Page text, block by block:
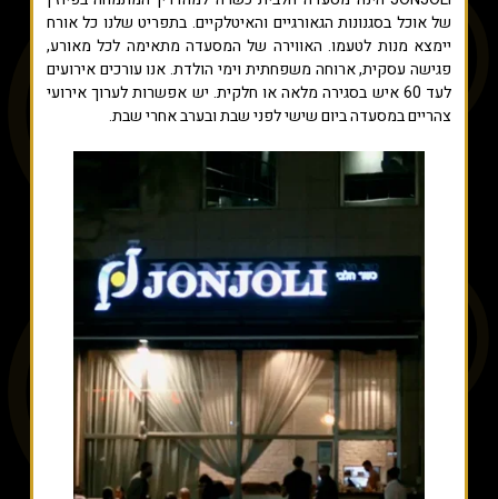
של אוכל בסגנונות הגאורגיים והאיטלקיים. בתפריט שלנו כל אורח
יימצא מנות לטעמו. האווירה של המסעדה מתאימה לכל מאורע,
פגישה עסקית, ארוחה משפחתית וימי הולדת. אנו עורכים אירועים
לעד 60 איש בסגירה מלאה או חלקית. יש אפשרות לערוך אירועי
צהריים במסעדה ביום שישי לפני שבת ובערב אחרי שבת.